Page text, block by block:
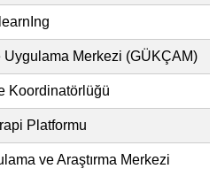
Uygulama Merkezi (GÜKÇAM)
Koordinatörlüğü
Platformu
ve Araştırma Merkezi